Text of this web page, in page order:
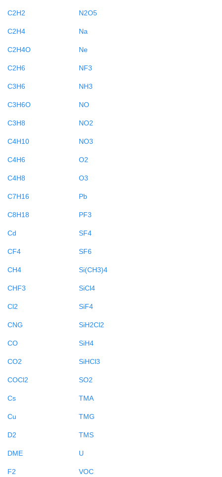
C2H2
C2H4
C2H4O
C2H6
C3H6
C3H6O
C3H8
C4H10
C4H6
C4H8
C7H16
C8H18
Cd
CF4
CH4
CHF3
Cl2
CNG
CO
CO2
COCl2
Cs
Cu
D2
DME
F2
N2O5
Na
Ne
NF3
NH3
NO
NO2
NO3
O2
O3
Pb
PF3
SF4
SF6
Si(CH3)4
SiCl4
SiF4
SiH2Cl2
SiH4
SiHCl3
SO2
TMA
TMG
TMS
U
VOC